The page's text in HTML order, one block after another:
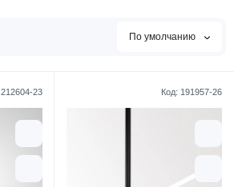
По умолчанию
212604-23 Код: 191957-26